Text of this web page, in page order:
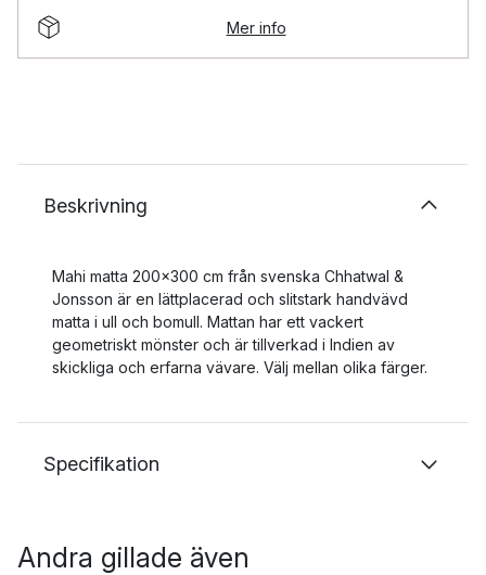
Mer info
Beskrivning
Mahi matta 200x300 cm från svenska Chhatwal &
Jonsson är en lättplacerad och slitstark handvävd
matta i ull och bomull. Mattan har ett vackert
geometriskt mönster och är tillverkad i Indien av
skickliga och erfarna vävare. Välj mellan olika färger.
Specifikation
Andra gillade även